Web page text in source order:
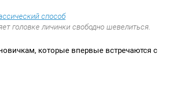
головке личинки свободно шевелиться.
которые впервые встречаются с